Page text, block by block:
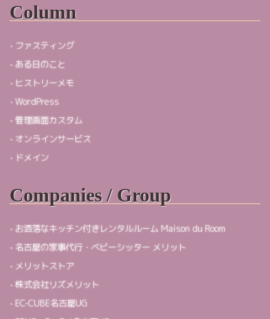
Column
ファスティング
ある日のこと
ヒストリーメモ
WordPress
管理画面カスタム
オンラインサービス
ドメイン
Companies / Group
お洒落なキッチン付きレンタルルーム Maison du Room
名古屋の家事代行・ベビーシッター メリット
メリットストア
株式会社リズメリット
EC-CUBE名古屋UG